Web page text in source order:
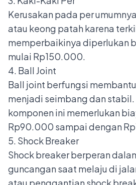
Kerusakan pada per
atau keong patah karena
memperbaikinya diperlukan
mulai Rp150.000.
4. Ball Joint
Ball joint berfungsi
menjadi seimbang dan
komponen ini memerlukan
Rp90.000 sampai dengan
5. Shock Breaker
Shock breakerberperan
guncangan saat melaju di
atau penggantian shock